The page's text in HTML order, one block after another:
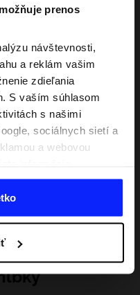
prenos
návštevnosti,
a reklám vašim
zdieľania
S vaším súhlasom
s našimi
sociálnych sietí a
a webovou
mimo tejto
ktoré získajú v
S vaším
a zlepšili spôsob
analytický
riešenia ponúkané